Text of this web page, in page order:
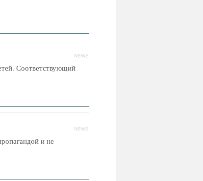
NEWS
Соответствующий
NEWS
и не